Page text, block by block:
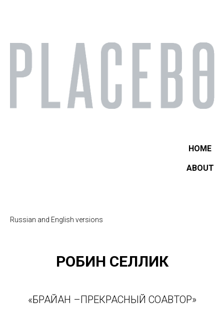
HOME
ABOUT
Russian and English versions
РОБИН СЕЛЛИК
«БРАЙАН –ПРЕКРАСНЫЙ СОАВТОР»